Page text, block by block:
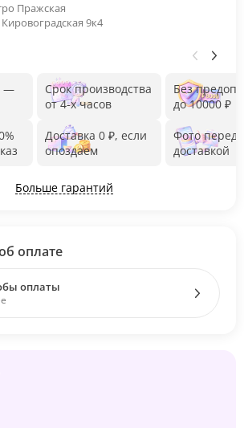
Пражская
9к4
—
Срок производства
от 4-х часов
Доставка 0 ₽, если
опоздаем
Без
до 10000 ₽
Фото перед
доставкой
Больше гарантий
оплате
оплаты